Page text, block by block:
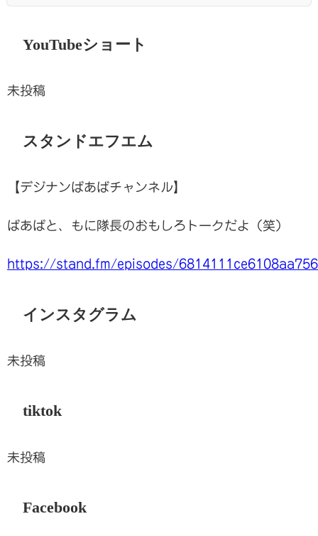
YouTubeショート
未投稿
スタンドエフエム
【デジナンばあばチャンネル】
ばあばと、もに隊長のおもしろトークだよ（笑）
https://stand.fm/episodes/
インスタグラム
未投稿
tiktok
未投稿
Facebook